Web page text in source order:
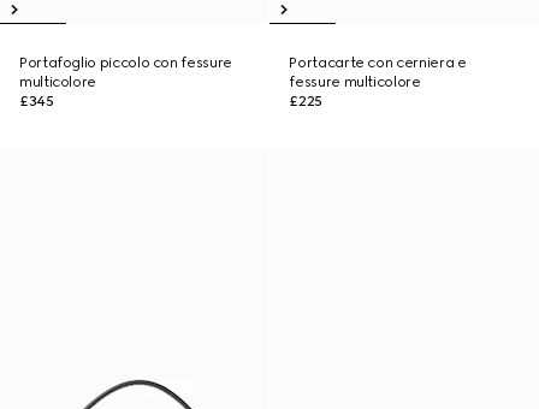
Portafoglio piccolo con fessure
multicolore
£345
Portacarte con cerniera e
fessure multicolore
£225